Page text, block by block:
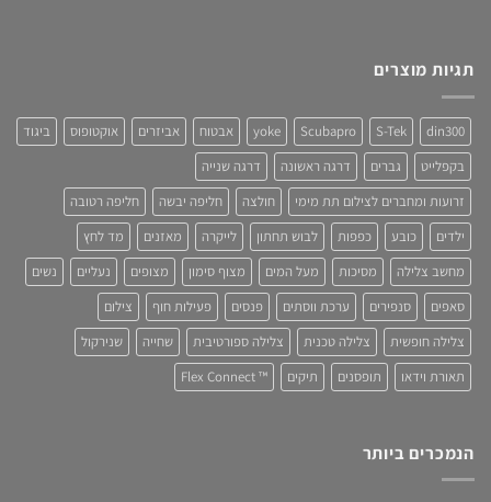
תגיות מוצרים
din300
S-Tek
Scubapro
yoke אבטוח אביזרים אוקטופוס
ביגוד
בקפלייט
גברים דרגה ראשונה
דרגה שנייה
זרועות ומחברים לצילום תת מימי
חולצה חליפה יבשה
חליפה רטובה
ילדים
כובע כפפות לבוש תחתון לייקרה מאזנים
מד לחץ
מחשב צלילה
מסיכות מעל המים מצוף סימון מצופים נעליים
נשים
סאפים
סנפירים ערכת ווסתים פנסים פעילות חוף
צילום
צלילה חופשית
צלילה טכנית צלילה ספורטיבית שחייה
שנירקול
תאורת וידאו
תופסנים תיקים ™ Flex Connect
הנמכרים ביותר